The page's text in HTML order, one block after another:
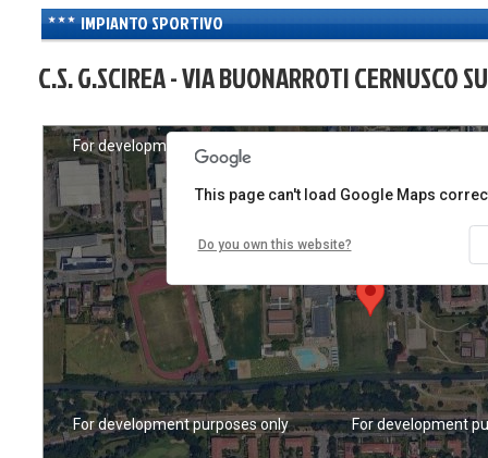
IMPIANTO SPORTIVO
C.S. G.SCIREA - VIA BUONARROTI CERNUSCO
For development
For development purposes only
For development purposes only
This page can't load Google Maps
Do you own this website?